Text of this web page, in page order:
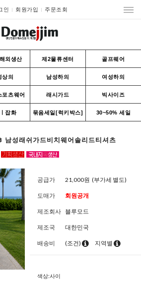
인 회원가입 주문조회
외생산 제2물류센터 골프웨어
상의 남성하의 여성하의
포츠웨어 래시가드 빅사이즈
잡화 묶음세일[럭키박스] 30~50% 세일
성래쉬가드비치웨어솔리드티셔츠
공급가 21,000원 (부가세 별도)
도매가 회원공개
제조회사 블루모드
제조국 대한민국
배송비 (조건) 지역별
색상:사이